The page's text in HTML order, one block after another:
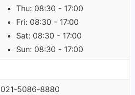
Thu: 08:30 - 17:00
Fri: 08:30 - 17:00
Sat: 08:30 - 17:00
Sun: 08:30 - 17:00
021-5086-8880